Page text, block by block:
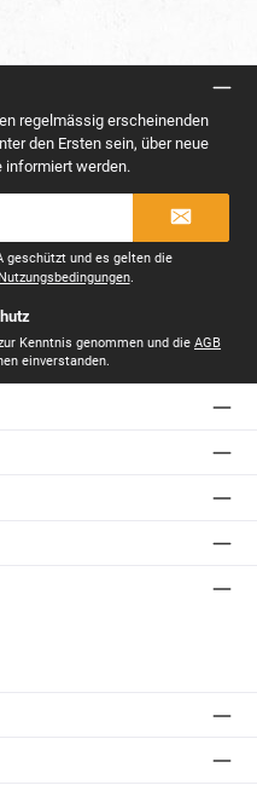
regelmässig erscheinenden
den Ersten sein, über neue
informiert werden.
geschützt und es gelten die
Nutzungsbedingungen.
Kenntnis genommen und die AGB
einverstanden.